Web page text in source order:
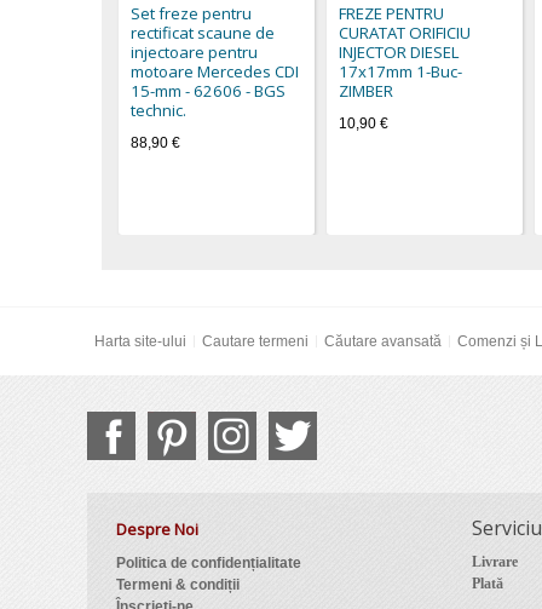
Set freze pentru
rectificat scaune de
injectoare pentru
motoare Mercedes CDI
15-mm - 62606 - BGS
technic.
88,90 €
FREZE PENTRU
CURATAT ORIFICIU
INJECTOR DIESEL
17x17mm 1-Buc-
ZIMBER
10,90 €
Harta site-ului Cautare termeni Căutare avansată Comenzi și
Despre Noi
Politica de confidențialitate
Termeni & condiții
Livrare
Plată